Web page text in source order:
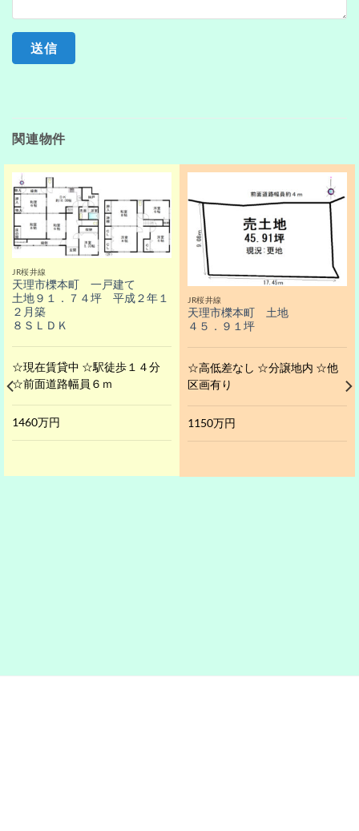
送信
関連物件
JR桜井線
天理市櫟本町 一戸建て
土地９１．７４坪 平成２年１
２月築
８ＳＬＤＫ
☆現在賃貸中 ☆駅徒歩１４分
☆前面道路幅員６ｍ
1460万円
JR桜井線
天理市櫟本町 土地
４５．９１坪
☆高低差なし ☆分譲地内 ☆他
区画有り
1150万円